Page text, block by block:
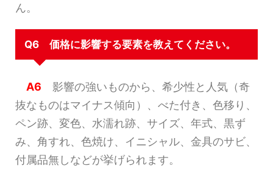
ん。
Q6 価格に影響する要素を教えてください。
A6 影響の強いものから、希少性と人気（奇
抜なものはマイナス傾向）、べた付き、色移り、
ペン跡、変色、水濡れ跡、サイズ、年式、黒ず
み、角すれ、色焼け、イニシャル、金具のサビ、
付属品無しなどが挙げられます。